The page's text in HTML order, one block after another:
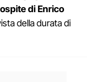
ospite di Enrico
della durata di